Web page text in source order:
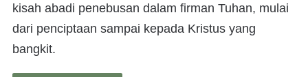
kisah abadi penebusan dalam firman Tuhan, mulai
dari penciptaan sampai kepada Kristus yang
bangkit.